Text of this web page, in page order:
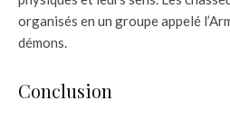
organisés en un groupe appelé
démons.
Conclusion